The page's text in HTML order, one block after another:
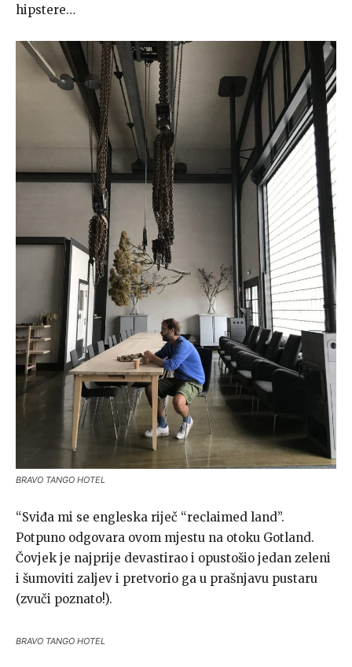
hipstere…
BRAVO TANGO HOTEL
“Sviđa mi se engleska riječ “reclaimed land”.
Potpuno odgovara ovom mjestu na otoku Gotland.
Čovjek je najprije devastirao i opustošio jedan zeleni
i šumoviti zaljev i pretvorio ga u prašnjavu pustaru
(zvuči poznato!).
BRAVO TANGO HOTEL